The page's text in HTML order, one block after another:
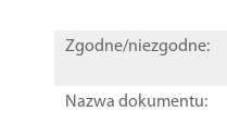
Zgodne/niezgodne:
Nazwa dokumentu: